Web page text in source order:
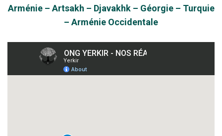
Arménie – Artsakh – Djavakhk – Géorgie – Turquie
– Arménie Occidentale